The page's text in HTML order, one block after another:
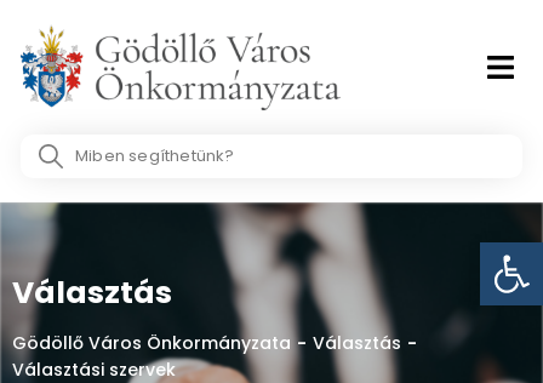
content
Search
Választás
Gödöllő Város Önkormányzata - Választás -
Választási szervek